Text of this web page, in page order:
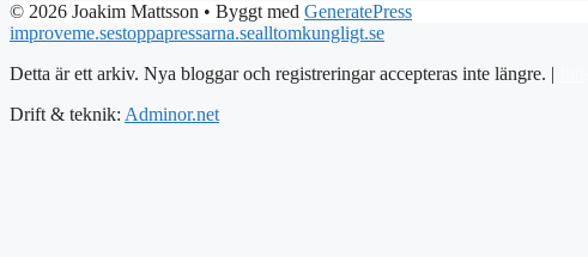
© 2026 Joakim Mattsson • Byggt med GeneratePress
improveme.sestoppapressarna.sealltomkungligt.se
Detta är ett arkiv. Nya bloggar och registreringar accepteras inte längre. |
Drift & teknik: Adminor.net